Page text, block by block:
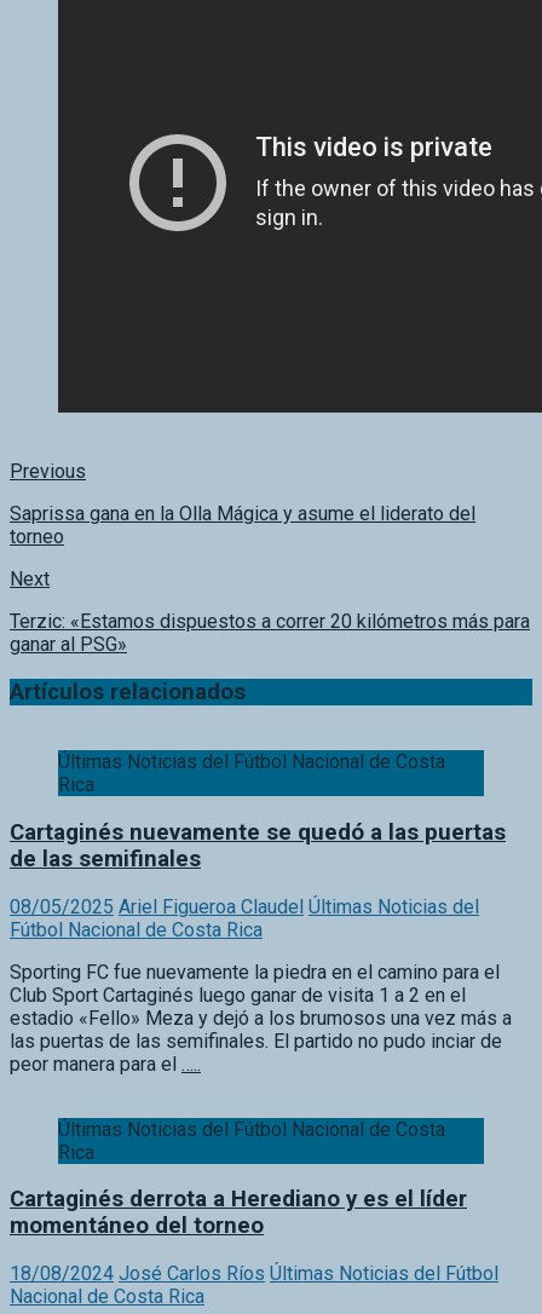
Previous
Saprissa gana en la Olla Mágica y asume el liderato del
torneo
Next
Terzic: «Estamos dispuestos a correr 20 kilómetros más para
ganar al PSG»
Artículos relacionados
Últimas Noticias del Fútbol Nacional de Costa
Rica
Cartaginés nuevamente se quedó a las puertas
de las semifinales
08/05/2025 Ariel Figueroa Claudel Últimas Noticias del
Fútbol Nacional de Costa Rica
Sporting FC fue nuevamente la piedra en el camino para el
Club Sport Cartaginés luego ganar de visita 1 a 2 en el
estadio «Fello» Meza y dejó a los brumosos una vez más a
las puertas de las semifinales. El partido no pudo inciar de
peor manera para el…..
Últimas Noticias del Fútbol Nacional de Costa
Rica
Cartaginés derrota a Herediano y es el líder
momentáneo del torneo
18/08/2024 José Carlos Ríos
Últimas Noticias del Fútbol
Nacional de Costa Rica